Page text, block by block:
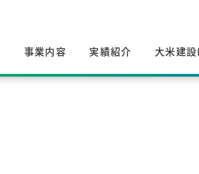
事業内容 実績紹介 大米建設